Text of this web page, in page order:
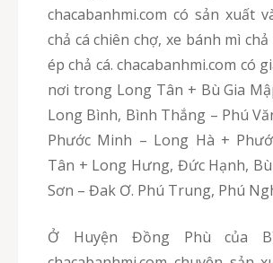
chacabanhmi.com có sản xuất
chả cá chiên chợ, xe bánh mì
ép chả cá. chacabanhmi.com có
nơi trong Long Tân + Bù Gia
Long Bình, Bình Thắng – Phú
Phước Minh – Long Hà +
Tân + Long Hưng, Đức Hạnh,
Sơn – Đak Ơ. Phú Trung, Phú
Ở Huyện Đồng Phù của Bình Phước,